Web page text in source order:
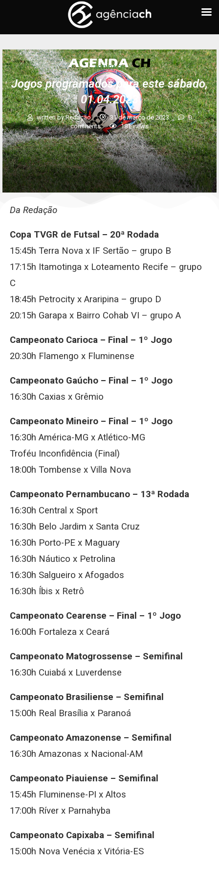
AGENDA CH
Jogos programados para este sábado,
01.04.2023
written byRedação 31 de março de 2023
0
comments
181views
Da Redação
Copa TVGR de Futsal – 20ª Rodada
15:45h Terra Nova x IF Sertão – grupo B
17:15h Itamotinga x Loteamento Recife – grupo
C
18:45h Petrocity x Araripina – grupo D
20:15h Garapa x Bairro Cohab VI – grupo A
Campeonato Carioca – Final – 1º Jogo
20:30h Flamengo x Fluminense
Campeonato Gaúcho – Final – 1º Jogo
16:30h Caxias x Grêmio
Campeonato Mineiro – Final – 1º Jogo
16:30h América-MG x Atlético-MG
Troféu Inconfidência (Final)
18:00h Tombense x Villa Nova
Campeonato Pernambucano – 13ª Rodada
16:30h Central x Sport
16:30h Belo Jardim x Santa Cruz
16:30h Porto-PE x Maguary
16:30h Náutico x Petrolina
16:30h Salgueiro x Afogados
16:30h Íbis x Retrô
Campeonato Cearense – Final – 1º Jogo
16:00h Fortaleza x Ceará
Campeonato Matogrossense – Semifinal
16:30h Cuiabá x Luverdense
Campeonato Brasiliense – Semifinal
15:00h Real Brasília x Paranoá
Campeonato Amazonense – Semifinal
16:30h Amazonas x Nacional-AM
Campeonato Piauiense – Semifinal
15:45h Fluminense-PI x Altos
17:00h Ríver x Parnahyba
Campeonato Capixaba – Semifinal
15:00h Nova Venécia x Vitória-ES